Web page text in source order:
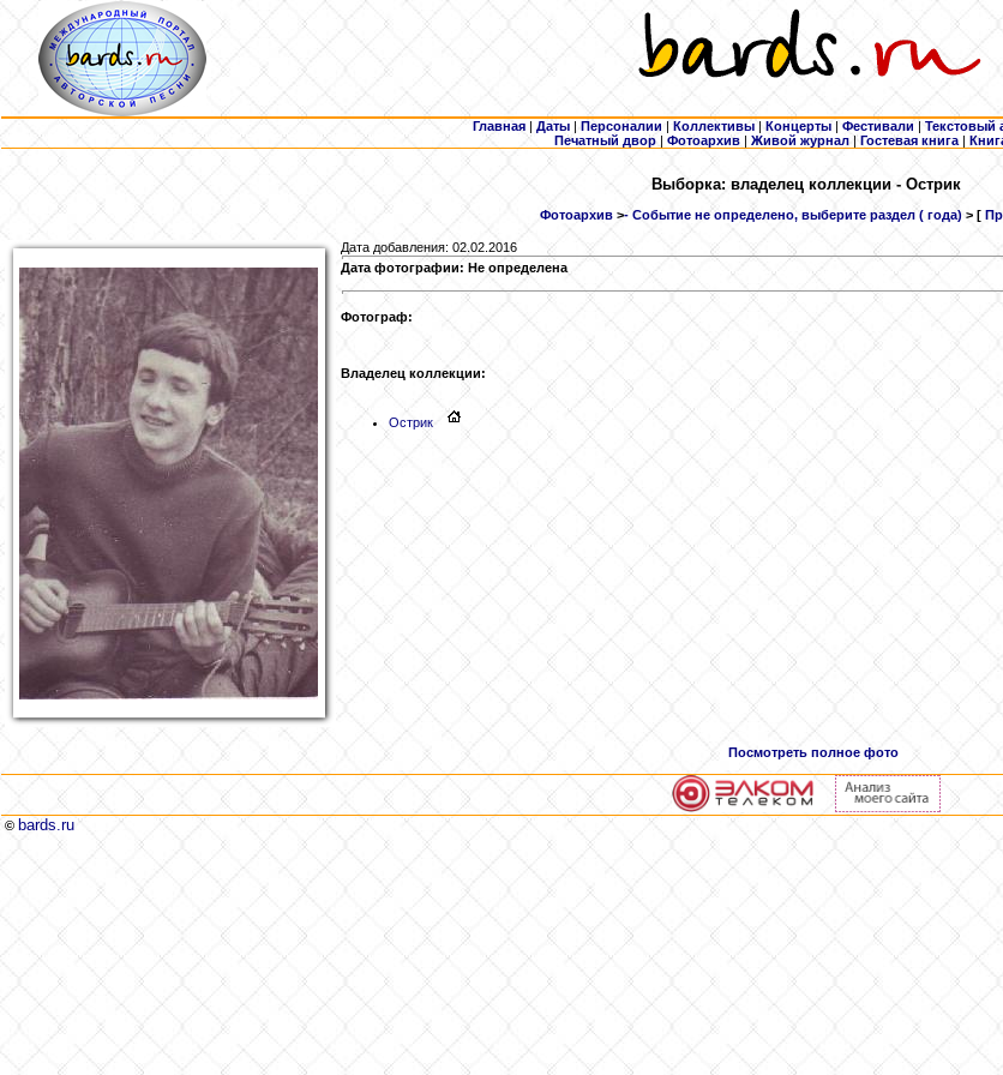
Главная | Даты | Персоналии | Коллективы | Концерты | Фестивали | Текстовый
Печатный двор | Фотоархив | Живой журнал |Гостевая книга |
Выборка: владелец коллекции - Острик
Фотоархив >- Событие не определено, выберите раздел ( года) > [
Дата добавления: 02.02.2016
Дата фотографии: Не определена
Фотограф:
Владелец коллекции:
Острик
Посмотреть полное фото
© bards.ru